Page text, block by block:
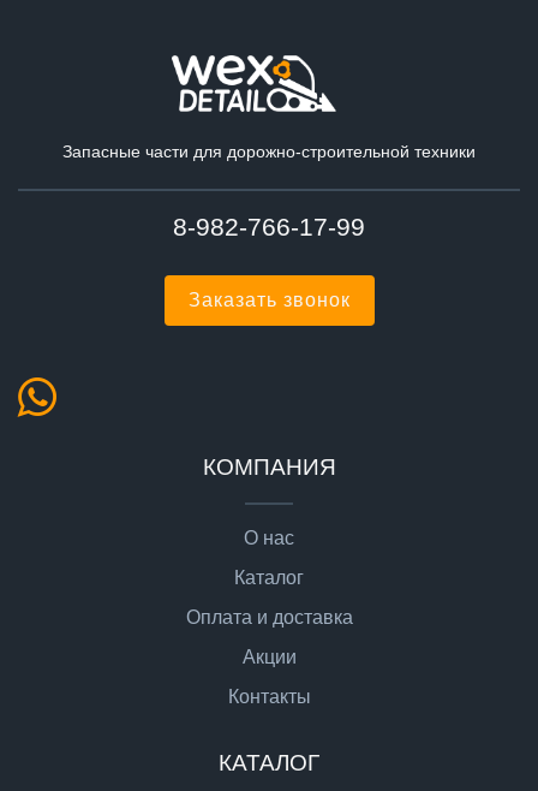
Запасные части для дорожно-строительной техники
8-982-766-17-99
Заказать звонок
КОМПАНИЯ
О нас
Каталог
Оплата и доставка
Акции
Контакты
КАТАЛОГ